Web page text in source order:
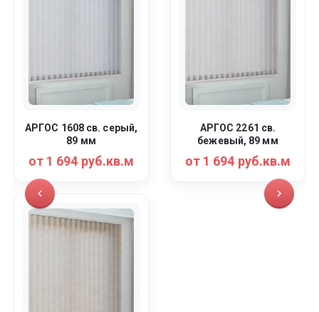
АРГОС 1608 св. серый,
89 мм
от 1 694 руб.кв.м
АРГОС 2261 св.
бежевый, 89 мм
от 1 694 руб.кв.м